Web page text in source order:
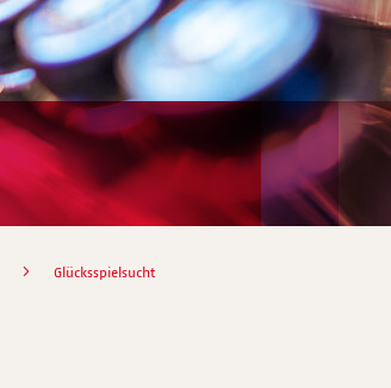
Glücksspielsucht